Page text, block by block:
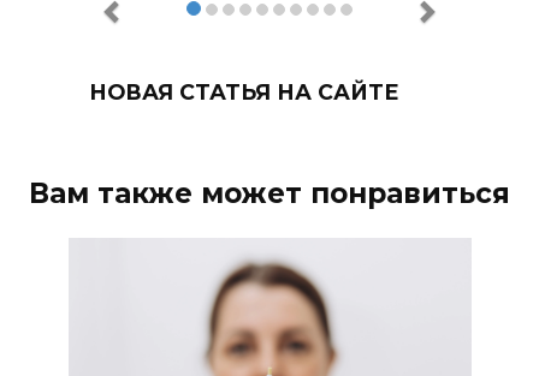
НОВАЯ СТАТЬЯ НА САЙТЕ
Вам также может понравиться